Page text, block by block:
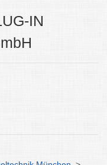
IN